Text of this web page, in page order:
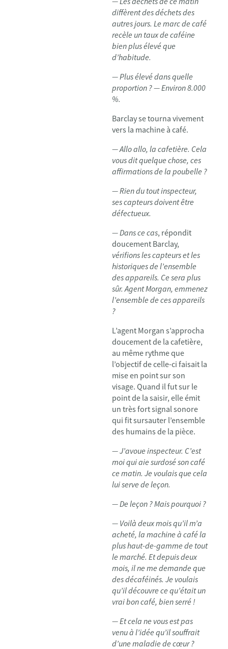
diffèrent des déchets des
autres jours. Le marc de café
recèle un taux de caféine
bien plus élevé que
d’habitude.
— Plus élevé dans quelle
proportion ?— Environ 8.000
%.
Barclay se tourna vivement
vers la machine à café.
— Allo allo, la cafetière. Cela
vous dit quelque chose, ces
affirmations de la poubelle ?
— Rien du tout inspecteur,
ses capteurs doivent être
défectueux.
— Dans ce cas, répondit
doucement Barclay,
vérifions les capteurs et les
historiques de l’ensemble
des appareils. Ce sera plus
sûr. Agent Morgan, emmenez
l’ensemble de ces appareils
?
L’agent Morgan s’approcha
doucement de la cafetière,
au même rythme que
l’objectif de celle-ci faisait la
mise en point sur son
visage. Quand il fut sur le
point de la saisir, elle émit
un très fort signal sonore
qui fit sursauter l’ensemble
des humains de la pièce.
— J’avoue inspecteur. C’est
moi qui aie surdosé son café
ce matin. Je voulais que cela
lui serve de leçon.
— De leçon ? Mais pourquoi ?
— Voilà deux mois qu’il m’a
acheté, la machine à café la
plus haut-de-gamme de tout
le marché. Et depuis deux
mois, il ne me demande que
des décaféinés. Je voulais
qu’il découvre ce qu’était un
vrai bon café, bien serré !
— Et cela ne vous est pas
venu à l’idée qu’il souffrait
d’une maladie de cœur ?